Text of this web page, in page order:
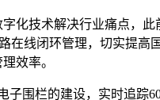
化技术解决行业痛点，
在线闭环管理，切实提
效率。
围栏的建设，实时追